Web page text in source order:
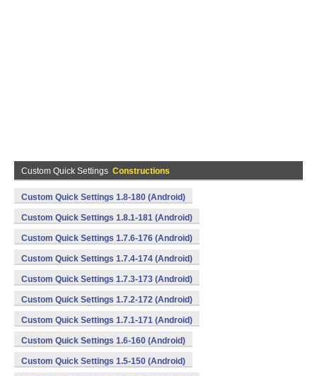
Custom Quick Settings Constructions
Custom Quick Settings 1.8-180 (Android)
Custom Quick Settings 1.8.1-181 (Android)
Custom Quick Settings 1.7.6-176 (Android)
Custom Quick Settings 1.7.4-174 (Android)
Custom Quick Settings 1.7.3-173 (Android)
Custom Quick Settings 1.7.2-172 (Android)
Custom Quick Settings 1.7.1-171 (Android)
Custom Quick Settings 1.6-160 (Android)
Custom Quick Settings 1.5-150 (Android)